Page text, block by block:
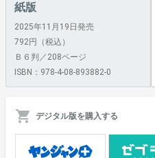
紙版
2025年11月19日発売
792円（税込）
Ｂ６判／208ページ
ISBN：978-4-08-893882-0
デジタル版を購入する